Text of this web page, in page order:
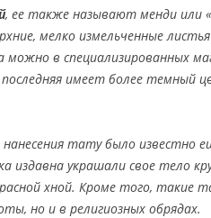
, ее также называют менди или
мелко измельченные
можно в специализированных
последняя имеет более темный
нанесения тату было известно
издавна украшали свое тело
хной. Кроме того, такие
но и в религиозных обрядах.